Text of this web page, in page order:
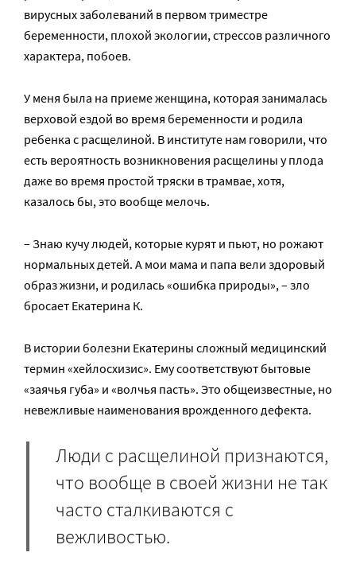
вирусных заболеваний в первом триместре
беременности, плохой экологии, стрессов различного
характера, побоев.
У меня была на приеме женщина, которая занималась
верховой ездой во время беременности и родила
ребенка с расщелиной. В институте нам говорили, что
есть вероятность возникновения расщелины у плода
даже во время простой тряски в трамвае, хотя,
казалось бы, это вообще мелочь.
– Знаю кучу людей, которые курят и пьют, но рожают
нормальных детей. А мои мама и папа вели здоровый
образ жизни, и родилась «ошибка природы», – зло
бросает Екатерина К.
В истории болезни Екатерины сложный медицинский
термин «хейлосхизис». Ему соответствуют бытовые
«заячья губа» и «волчья пасть». Это общеизвестные, но
невежливые наименования врожденного дефекта.
Люди с расщелиной признаются,
что вообще в своей жизни не так
часто сталкиваются с
вежливостью.